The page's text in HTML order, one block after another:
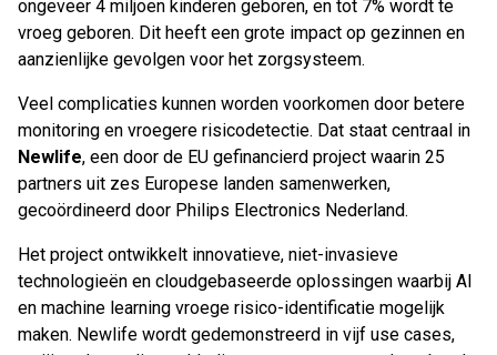
ongeveer 4 miljoen kinderen geboren, en tot 7% wordt te
vroeg geboren. Dit heeft een grote impact op gezinnen en
aanzienlijke gevolgen voor het zorgsysteem.
Veel complicaties kunnen worden voorkomen door betere
monitoring en vroegere risicodetectie. Dat staat centraal in
Newlife, een door de EU gefinancierd project waarin 25
partners uit zes Europese landen samenwerken,
gecoördineerd door Philips Electronics Nederland.
Het project ontwikkelt innovatieve, niet-invasieve
technologieën en cloudgebaseerde oplossingen waarbij AI
en machine learning vroege risico-identificatie mogelijk
maken. Newlife wordt gedemonstreerd in vijf use cases,